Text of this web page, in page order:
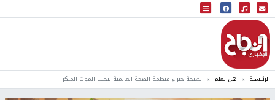
البث المباشر
إذاعة النجاح
الرئيسية هل تعلم نصيحة خبراء منظمة الصحة العالمية لتجنب الموت المبكر